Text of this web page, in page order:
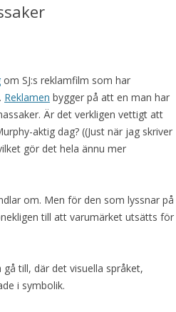
om SJ:s reklamfilm som har
Reklamen bygger på att en man har
Är det verkligen vettigt att
aktig dag? ((Just när jag skriver
gör det hela ännu mer
om. Men för den som lyssnar på
till att varumärket utsätts för
till, där det visuella språket,
i symbolik.